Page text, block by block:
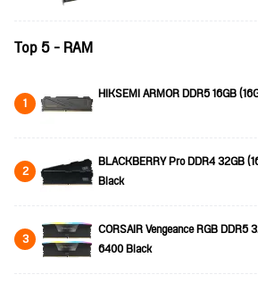
Top 5 - RAM
1 HIKSEMI ARMOR DDR5 16GB
2
BLACKBERRY Pro DDR4 32GB
Black
3
CORSAIR Vengeance RGB DDR5
6400 Black